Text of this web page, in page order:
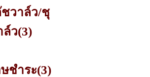
วาล์ว/ชุ
ว(3)
ชำระ(3)